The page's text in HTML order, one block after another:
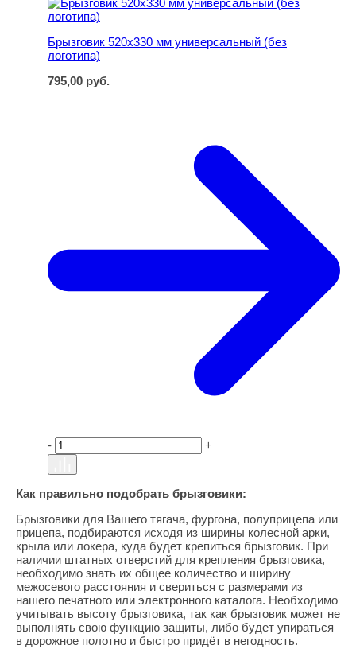
Брызговик 520х330 мм универсальный (без
логотипа)
795,00 руб.
- +
Как правильно подобрать брызговики:
Брызговики для Вашего тягача, фургона, полуприцепа или
прицепа, подбираются исходя из ширины колесной арки,
крыла или локера, куда будет крепиться брызговик. При
наличии штатных отверстий для крепления брызговика,
необходимо знать их общее количество и ширину
межосевого расстояния и свериться с размерами из
нашего печатного или электронного каталога. Необходимо
учитывать высоту брызговика, так как брызговик может не
выполнять свою функцию защиты, либо будет упираться
в дорожное полотно и быстро придёт в негодность.